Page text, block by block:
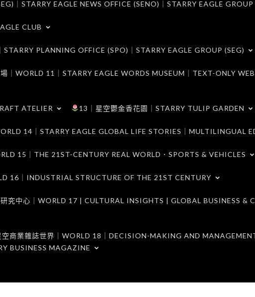
｜STARRY EAGLE NEWS OFFICE (SENO)｜STARRY EAGLE GROUP
CLUB
PLANNING OFFICE (SPO)｜STARRY EAGLE GROUP (SEG)
｜WORLD 11｜STARRY EAGLE WORDS MUSEUM｜TEXT-ONLY
ATELIER 13｜星空鬱金香花園｜STARRY TULIP GARDEN
14｜STARRY EAGLE GLOBAL LIFE STORIES｜MULTILINGUAL
15｜THE 21ST-CENTURY REAL WORLD．SPORTS & VEHICLES
16｜INDUSTRIAL STRUCTURE OF THE 21ST CENTURY
究中心｜WORLD 17 | CULTURAL INSIGHTS | GLOBAL BUSINESS &
商業雜誌世界｜WORLD 18｜DECISION-MAKING AND
BUSINESS MAGAZINE